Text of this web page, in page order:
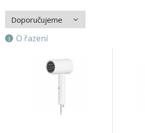
O řazení